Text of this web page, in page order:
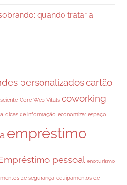
quando tratar a
personalizadoscartão
Core Web Vitals coworking
dicas de informação economizar espaço
empréstimo
pessoal enoturismo
de segurança equipamentos de